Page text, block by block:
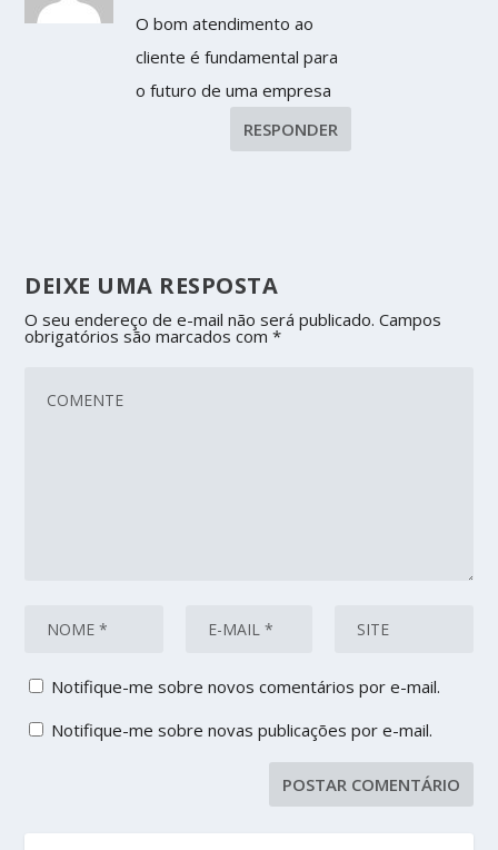
O bom atendimento ao
cliente é fundamental para
o futuro de uma empresa
RESPONDER
DEIXE UMA RESPOSTA
O seu endereço de e-mail não será publicado. Campos
obrigatórios são marcados com*
Notifique-me sobre novos comentários por e-mail.
Notifique-me sobre novas publicações por e-mail.